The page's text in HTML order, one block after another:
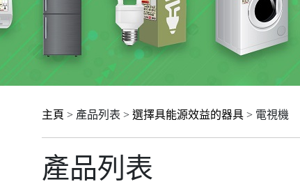
主頁 > 產品列表 > 選擇具能源效益的器具 > 電視機
產品列表